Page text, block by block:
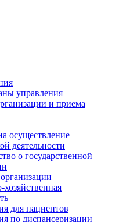
управления
и приема
осуществление
деятельности
о государственной
для пациентов
по диспансеризации